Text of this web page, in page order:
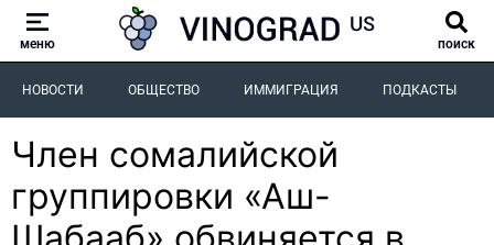
меню поиск
НОВОСТИ ОБЩЕСТВО ИММИГРАЦИЯ ПОДКАСТЫ
Член сомалийской
группировки «Аш-